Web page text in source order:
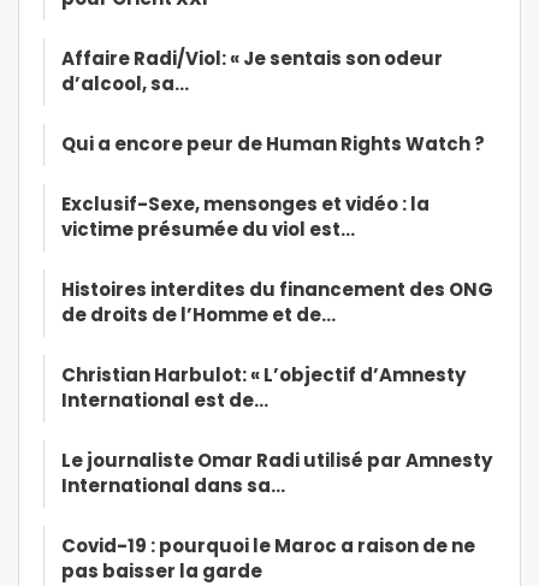
Affaire Radi/Viol: « Je sentais son odeur
d’alcool, sa…
Qui a encore peur de Human Rights Watch ?
Exclusif-Sexe, mensonges et vidéo : la
victime présumée du viol est…
Histoires interdites du financement des ONG
de droits de l’Homme et de…
Christian Harbulot: « L’objectif d’Amnesty
International est de…
Le journaliste Omar Radi utilisé par Amnesty
International dans sa…
Covid-19 : pourquoi le Maroc a raison de ne
pas baisser la garde